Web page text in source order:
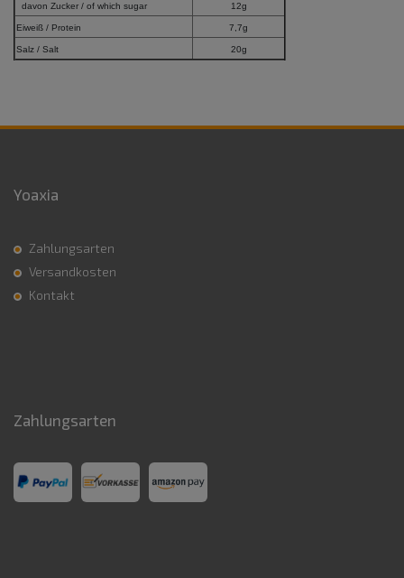
davon Zucker / of which sugar 12g
Eiweiß / Protein 7,7g
Salz / Salt 20g
Yoaxia
Zahlungsarten
Versandkosten
Kontakt
Zahlungsarten